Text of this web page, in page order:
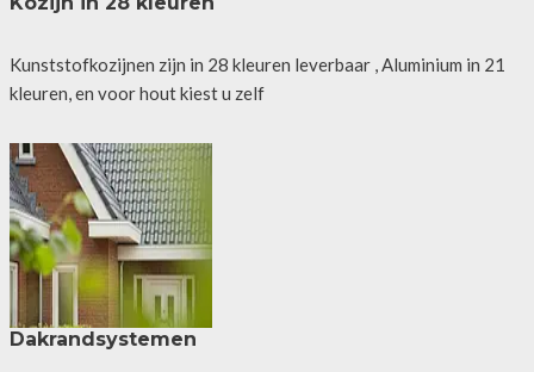
Kunststofkozijnen zijn in 28 kleuren leverbaar , Aluminium in 21
kleuren, en voor hout kiest u zelf
Dakrandsystemen